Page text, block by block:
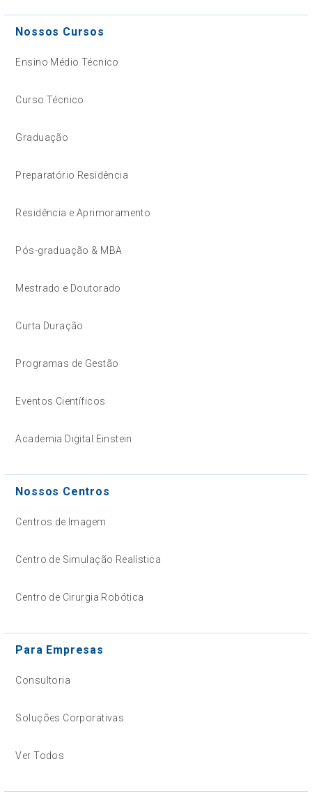
Nossos Cursos
Ensino Médio Técnico
Curso Técnico
Graduação
Preparatório Residência
Residência e Aprimoramento
Pós-graduação & MBA
Mestrado e Doutorado
Curta Duração
Programas de Gestão
Eventos Científicos
Academia Digital Einstein
Nossos Centros
Centros de Imagem
Centro de Simulação Realística
Centro de Cirurgia Robótica
Para Empresas
Consultoria
Soluções Corporativas
Ver Todos